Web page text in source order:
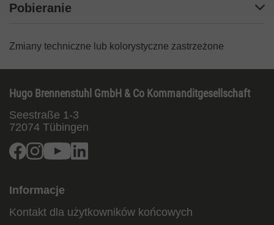
Pobieranie
Zmiany techniczne lub kolorystyczne zastrzeżone
Hugo Brennenstuhl GmbH & Co Kommanditgesellschaft
Seestraße 1-3
72074 Tübingen
Facebook
InstagramYoutube
Informacje
Kontakt dla użytkowników końcowych